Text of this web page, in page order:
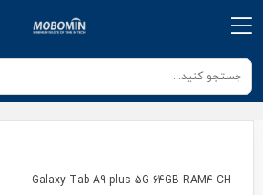
Galaxy Tab A9 plus 5G 64GB RAM4 CH